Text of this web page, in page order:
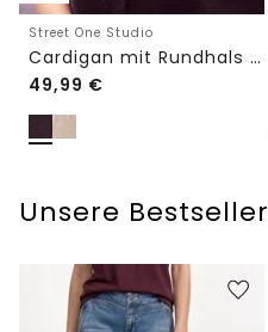
Street One Studio
Cardigan mit Rundhals und Knöpfen
49,99 €
Unsere Bestseller